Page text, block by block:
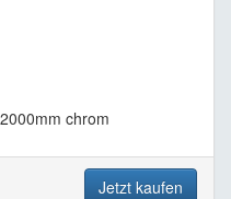
chrom
Jetzt kaufen